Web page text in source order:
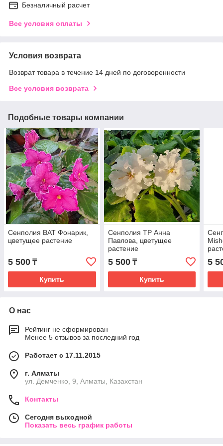
Безналичный расчет
Все условия оплаты
Условия возврата
Возврат товара в течение 14 дней по договоренности
Все условия возврата
Подобные товары компании
Сенполия ВАТ Фонарик,
цветущее растение
5 500 ₸
Купить
Сенполия ТР Анна
Павлова, цветущее
растение
5 500₸
Купить
5
О нас
Рейтинг не сформирован
Менее 5 отзывов за последний год
Работает с 17.11.2015
г. Алматы
ул. Демченко, 9, Алматы, Казахстан
Контакты
Сегодня выходной
Показать весь график работы